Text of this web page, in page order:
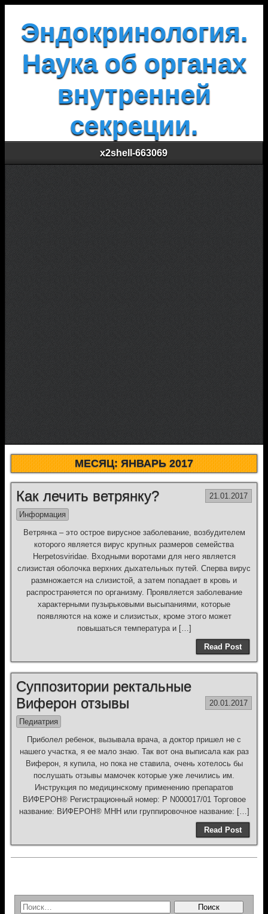
Эндокринология.
Наука об органах
внутренней
секреции.
x2shell-663069
МЕСЯЦ:ЯНВАРЬ 2017
Как лечить ветрянку? 21.01.2017
Информация
Ветрянка – это острое вирусное заболевание, возбудителем
которого является вирус крупных размеров семейства
Herpetosviridae. Входными воротами для него является
слизистая оболочка верхних дыхательных путей. Сперва вирус
размножается на слизистой, а затем попадает в кровь и
распространяется по организму. Проявляется заболевание
характерными пузырьковыми высыпаниями, которые
появляются на коже и слизистых, кроме этого может
повышаться температура и […]
Read Post
Суппозитории ректальные
Виферон отзывы
20.01.2017
Педиатрия
Приболел ребенок, вызывала врача, а доктор пришел не с
нашего участка, я ее мало знаю. Так вот она выписала как раз
Виферон, я купила, но пока не ставила, очень хотелось бы
послушать отзывы мамочек которые уже лечились им.
Инструкция по медицинскому применению препаратов
ВИФЕРОН® Регистрационный номер: P N000017/01 Торговое
название: ВИФЕРОН® МНН или группировочное название: […]
Read Post